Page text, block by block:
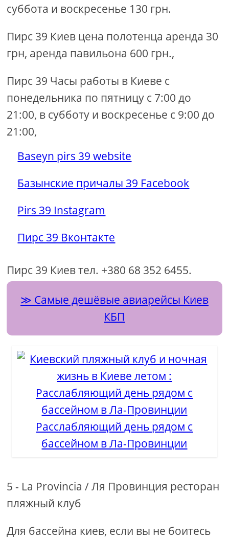
суббота и воскресенье 130 грн.
Пирс 39 Киев цена полотенца аренда 30
грн, аренда павильона 600 грн.,
Пирс 39 Часы работы в Киеве с
понедельника по пятницу с 7:00 до
21:00, в субботу и воскресенье с 9:00 до
21:00,
Baseyn pirs 39 website
Базынские причалы 39 Facebook
Pirs 39 Instagram
Пирс 39 Вконтакте
Пирс 39 Киев тел. +380 68 352 6455.
Самые дешёвые авиарейсы Киев
КБП
Расслабляющий день рядом с
бассейном в Ла-Провинции
5 - La Provincia / Ля Провинция ресторан
пляжный клуб
Для бассейна киев, если вы не боитесь